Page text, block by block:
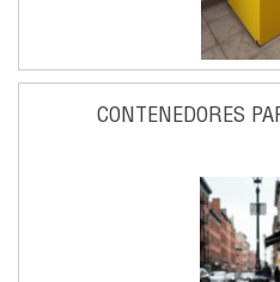
CONTENEDORES